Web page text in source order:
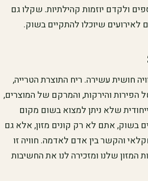
ולקדם יוזמות קהילתיות. שקלו גם
לאירועים שיוכלו להתקיים בשוק.
חושית עשירה. ריח התוצרת הטרייה,
הפירות והירקות, והמרקם של המוצרים,
ייחודית שלא ניתן למצוא בשום מקום
בשוק, אתם לא רק קונים מזון, אלא גם
והקשר בין אדם לאדמה. חוויה זו
המזון שלנו ומזכירה לנו את החשיבות